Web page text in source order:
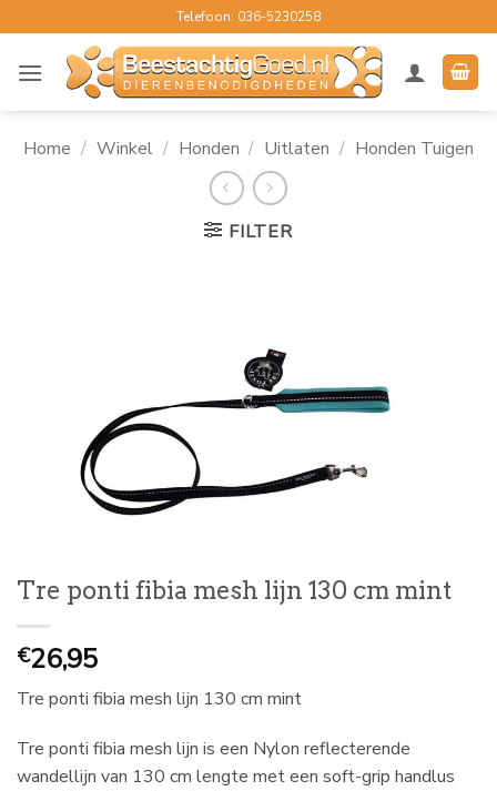
naar
inhoud
Telefoon: 036-5230258
Home / Winkel / Honden / Uitlaten / Honden Tuigen
FILTER
Tre ponti fibia mesh lijn 130 cm mint
€26,95
Tre ponti fibia mesh lijn 130 cm mint
Tre ponti fibia mesh lijn is een Nylon reflecterende
wandellijn van 130 cm lengte met een soft-grip handlus